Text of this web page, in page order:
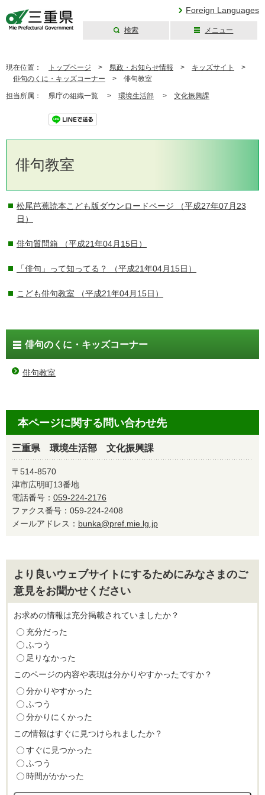
Foreign Languages
検索 メニュー
現在位置： トップページ > 県政・お知らせ情報 > キッズサイト
>
俳句のくに・キッズコーナー > 俳句教室
担当所属： 県庁の組織一覧 > 環境生活部 > 文化振興課
俳句教室
松尾芭蕉読本こども版ダウンロードページ （平成27年07月23
日）
俳句質問箱 （平成21年04月15日）
「俳句」って知ってる？ （平成21年04月15日）
こども俳句教室 （平成21年04月15日）
俳句のくに・キッズコーナー
俳句教室
本ページに関する問い合わせ先
三重県 環境生活部 文化振興課
〒514-8570
津市広明町13番地
電話番号： 059-224-2176
ファクス番号：059-224-2408
メールアドレス： bunka@pref.mie.lg.jp
より良いウェブサイトにするためにみなさまのご
意見をお聞かせください
お求めの情報は充分掲載されていましたか？
充分だった
ふつう
足りなかった
このページの内容や表現は分かりやすかったですか？
分かりやすかった
ふつう
分かりにくかった
この情報はすぐに見つけられましたか？
すぐに見つかった
ふつう
時間がかかった